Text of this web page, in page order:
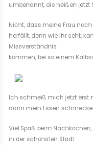
umbenannt, die heißen jetzt
Nicht, dass meine Frau
herfällt, denn wie Ihr seht,
Missverständnis
kommen, bei so einem
Ich schmeiß mich jetzt erst
dann mein Essen
Viel Spaß beim
in der schönsten Stadt